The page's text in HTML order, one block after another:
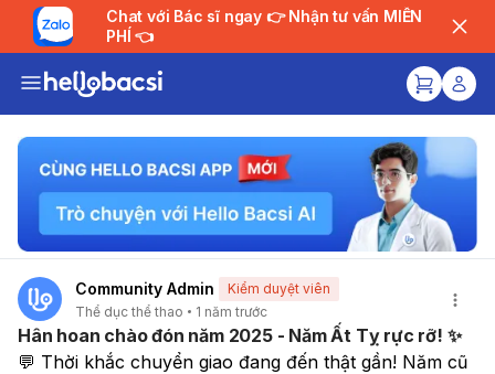
Chat với Bác sĩ ngay 👉 Nhận tư vấn MIỄN
PHÍ 👈
Community Admin
Kiểm duyệt viên
Thể dục thể thao
1 năm trước
Hân hoan chào đón năm 2025 - Năm Ất Tỵ rực rỡ! ✨
💬 Thời khắc chuyển giao đang đến thật gần! Năm cũ